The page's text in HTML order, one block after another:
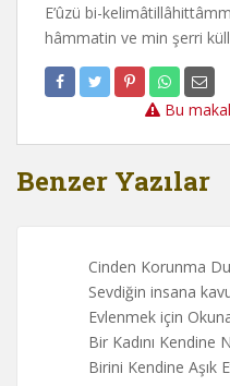
E’ûzü bi-
hâmmatin ve min şerri
Bu
Benzer Yazılar
Cinden Korunma
Sevdiğin insana
Evlenmek için
Bir Kadını Kendine
Birini Kendine Aşık